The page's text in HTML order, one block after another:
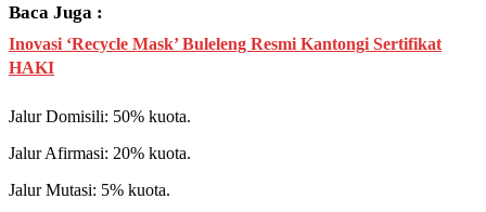
Baca Juga :
Inovasi ‘Recycle Mask’ Buleleng Resmi Kantongi Sertifikat
HAKI
Jalur Domisili: 50% kuota.
Jalur Afirmasi: 20% kuota.
Jalur Mutasi: 5% kuota.